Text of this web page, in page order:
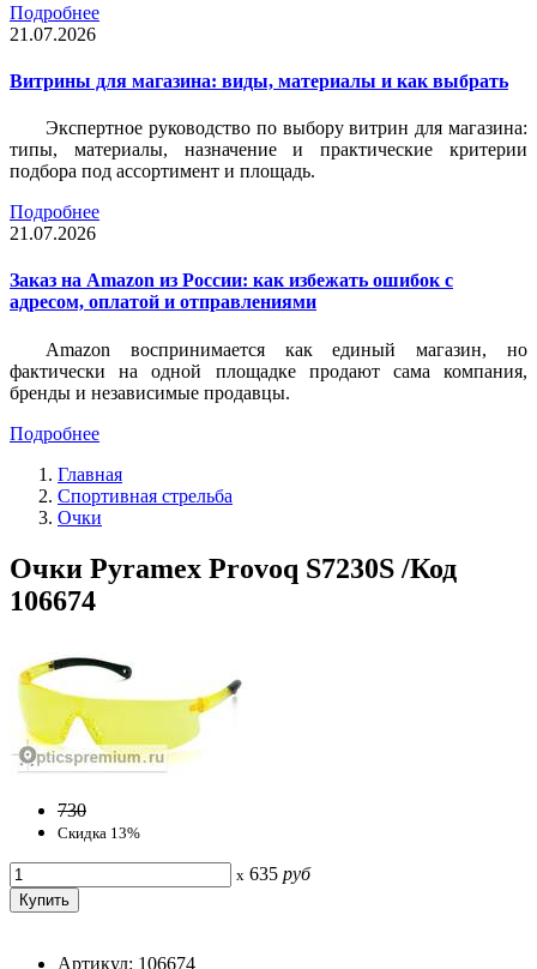
Подробнее
21.07.2026
Витрины для магазина: виды, материалы и как выбрать
Экспертное руководство по выбору витрин для магазина:
типы, материалы, назначение и практические критерии
подбора под ассортимент и площадь.
Подробнее
21.07.2026
Заказ на Amazon из России: как избежать ошибок с
адресом, оплатой и отправлениями
Amazon воспринимается как единый магазин, но
фактически на одной площадке продают сама компания,
бренды и независимые продавцы.
Подробнее
Главная
Спортивная стрельба
Очки
Очки Pyramex Provoq S7230S /Код
106674
730
Скидка 13%
x 635 руб
Артикул: 106674